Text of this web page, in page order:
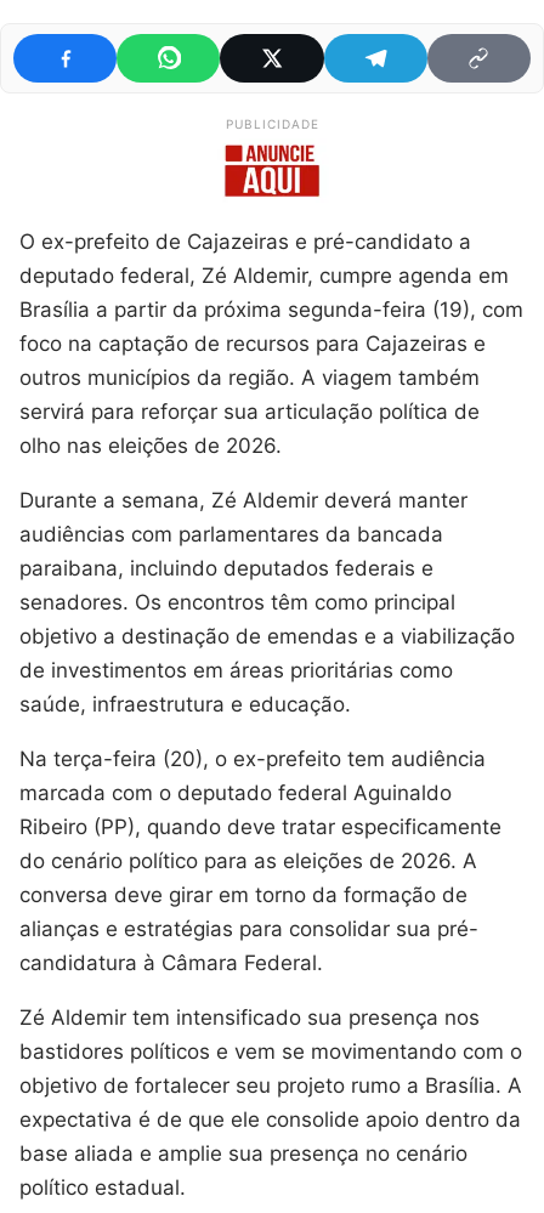
PUBLICIDADE
O ex-prefeito de Cajazeiras e pré-candidato a
deputado federal, Zé Aldemir, cumpre agenda em
Brasília a partir da próxima segunda-feira (19), com
foco na captação de recursos para Cajazeiras e
outros municípios da região. A viagem também
servirá para reforçar sua articulação política de
olho nas eleições de 2026.
Durante a semana, Zé Aldemir deverá manter
audiências com parlamentares da bancada
paraibana, incluindo deputados federais e
senadores. Os encontros têm como principal
objetivo a destinação de emendas e a viabilização
de investimentos em áreas prioritárias como
saúde, infraestrutura e educação.
Na terça-feira (20), o ex-prefeito tem audiência
marcada com o deputado federal Aguinaldo
Ribeiro (PP), quando deve tratar especificamente
do cenário político para as eleições de 2026. A
conversa deve girar em torno da formação de
alianças e estratégias para consolidar sua pré-
candidatura à Câmara Federal.
Zé Aldemir tem intensificado sua presença nos
bastidores políticos e vem se movimentando com o
objetivo de fortalecer seu projeto rumo a Brasília. A
expectativa é de que ele consolide apoio dentro da
base aliada e amplie sua presença no cenário
político estadual.